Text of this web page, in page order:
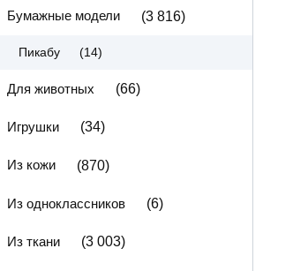
Бумажные модели (3 816)
Пикабу (14)
Для животных (66)
Игрушки (34)
Из кожи (870)
Из одноклассников (6)
Из ткани (3 003)